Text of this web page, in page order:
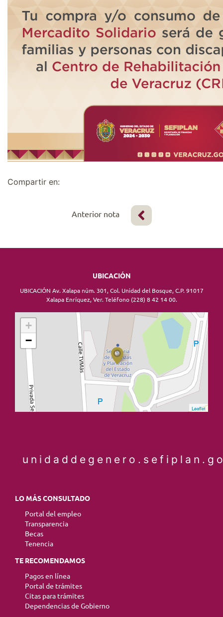
Compartir en:
Anterior nota
UBICACIÓN
UBICACIÓN Av. Xalapa núm. 301, Col. Unidad del Bosque, C.P. 91017
Xalapa Enríquez, Ver. Teléfono (228) 8 42 14 00.
+
−
Leaflet
LO MÁS CONSULTADO
Portal del empleo
Transparencia
Becas
Tenencia
TE RECOMENDAMOS
Pagos en línea
Portal de trámites
Citas para trámites
Dependencias de Gobierno